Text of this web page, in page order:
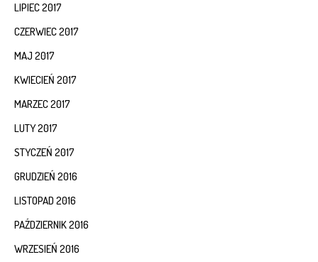
LIPIEC 2017
CZERWIEC 2017
MAJ 2017
KWIECIEŃ 2017
MARZEC 2017
LUTY 2017
STYCZEŃ 2017
GRUDZIEŃ 2016
LISTOPAD 2016
PAŹDZIERNIK 2016
WRZESIEŃ 2016